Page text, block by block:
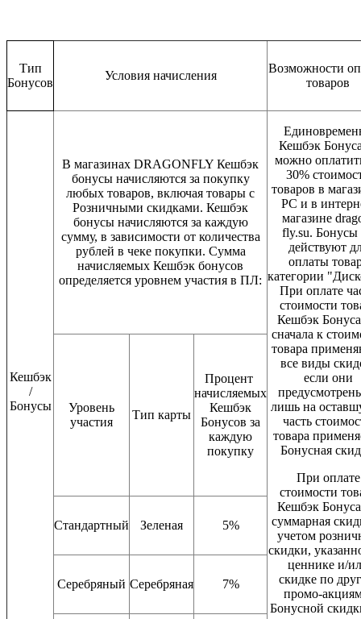
Тип
Бонусов
Условия начисления
Возможности
товаров
Кешбэк
/
Бонусы
В магазинах DRAGONFLY Кешбэк
бонусы начисляются за покупку
любых товаров, включая товары с
Розничными скидками. Кешбэк
бонусы начисляются за каждую
сумму, в зависимости от количества
рублей в чеке покупки. Сумма
начисляемых Кешбэк бонусов
определяется уровнем участия в ПЛ:
Кешбэк
можно
30%
товаров в
РС и в
магазине
fly.su. Бонусы
действуют
оплаты
категории
При оплате
стоимости
Кешбэк
сначала к
товара
все виды
если они
лишь на
часть
товара
Бонусная
При оплате
стоимости
Кешбэк
суммарная
учетом
скидки,
ценнике и/
скидке по
промо-
Бонусной
Уровень
участия
Тип карты
Процент
начисляемых
Кешбэк
Бонусов за
каждую
покупку
Стандартный Зеленая 5%
Серебряный Серебряная 7%